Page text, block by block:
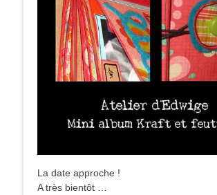
La date approche !
A très bientôt …